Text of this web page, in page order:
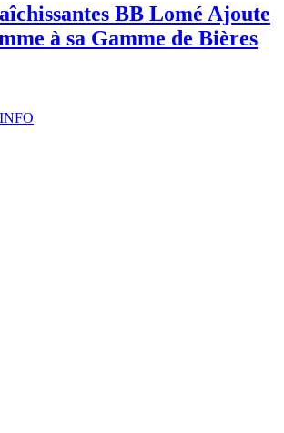
BB Lomé Ajoute
à sa Gamme de Bières